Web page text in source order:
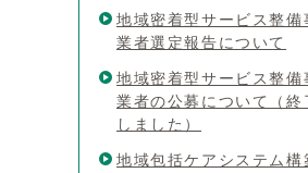
地域密着型サービス整備
業者選定報告について
地域密着型サービス整備
業者の公募について（終
しました）
地域包括ケアシステム構